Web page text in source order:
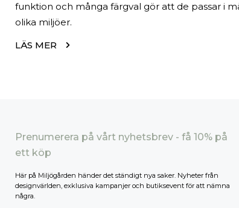
funktion och många färgval gör att de passar i
olika miljöer.
LÄS MER
Prenumerera på vårt nyhetsbrev - få 10% på
ett köp
Här på Miljögården händer det ständigt nya saker. Nyheter från
designvärlden, exklusiva kampanjer och butiksevent för att nämna
några.